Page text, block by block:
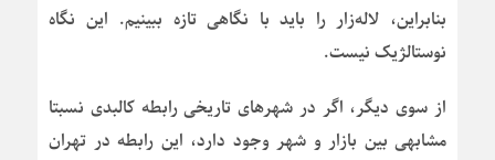
بنابراین، لاله‌زار را باید با نگاهی تازه ببینیم. این نگاه
نوستالژیک نیست.
از سوی دیگر، اگر در شهرهای تاریخی رابطه کالبدی نسبتا
مشابهی بین بازار و شهر وجود دارد، این رابطه در تهران